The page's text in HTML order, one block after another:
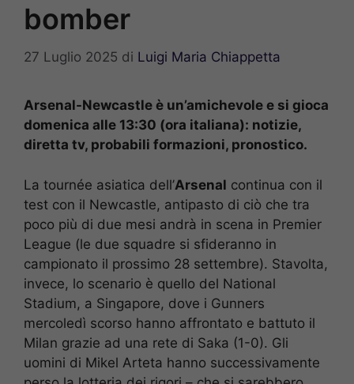
bomber
27 Luglio 2025 di Luigi Maria Chiappetta
Arsenal-Newcastle è un’amichevole e si gioca
domenica alle 13:30 (ora italiana): notizie,
diretta tv, probabili formazioni, pronostico.
La tournée asiatica dell’Arsenal continua con il
test con il Newcastle, antipasto di ciò che tra
poco più di due mesi andrà in scena in Premier
League (le due squadre si sfideranno in
campionato il prossimo 28 settembre). Stavolta,
invece, lo scenario è quello del National
Stadium, a Singapore, dove i Gunners
mercoledì scorso hanno affrontato e battuto il
Milan grazie ad una rete di Saka (1-0). Gli
uomini di Mikel Arteta hanno successivamente